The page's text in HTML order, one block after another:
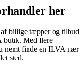
her
af billige tæpper og tilbud
butik. Med flere
nemt finde en ILVA nær
sted.